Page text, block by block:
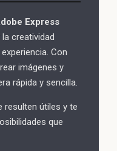
Express
creatividad
Con
imágenes y
rápida y sencilla.
resulten útiles y te
que